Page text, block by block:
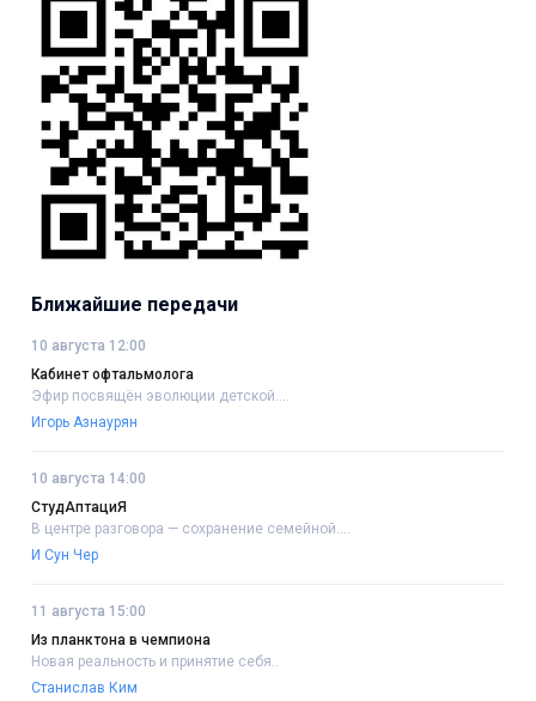
Ближайшие передачи
10 августа 12:00
Кабинет офтальмолога
Эфир посвящён эволюции детской....
Игорь Азнаурян
10 августа 14:00
СтудАптациЯ
В центре разговора — сохранение семейной....
И Сун Чер
11 августа 15:00
Из планктона в чемпиона
Новая реальность и принятие себя..
Станислав Ким